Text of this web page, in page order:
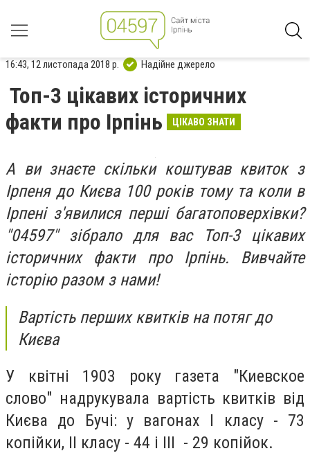
16:43, 12 листопада 2018 р. Надійне джерело
Топ-3 цікавих історичних
факти про Ірпінь
ЦІКАВО ЗНАТИ
А ви знаєте скільки коштував квиток з
Ірпеня до Києва 100 років тому та коли в
Ірпені з'явилися перші багатоповерхівки?
"04597" зібрало для вас Топ-3 цікавих
історичних факти про Ірпінь. Вивчайте
історію разом з нами!
Вартість перших квитків на потяг до
Києва
У квітні 1903 року газета "Киевское
слово" надрукувала вартість квитків від
Києва до Бучі: у вагонах І класу - 73
копійки, ІІ класу - 44 і ІІІ - 29 копійок.